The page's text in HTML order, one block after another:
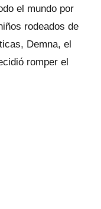
el mundo por
rodeados de
Demna, el
romper el